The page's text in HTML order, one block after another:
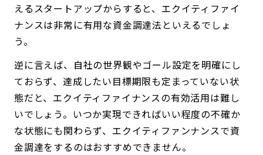
えるスタートアップからすると、エクイティファイ
ナンスは非常に有用な資金調達法といえるでしょ
う。
逆に言えば、自社の世界観やゴール設定を明確にし
ておらず、達成したい目標期限も定まっていない状
態だと、エクイティファイナンスの有効活用は難し
いでしょう。いつか実現できればいい程度の不確か
な状態にも関わらず、エクイティファンナンスで資
金調達をするのはおすすめできません。